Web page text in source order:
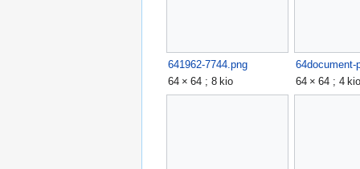
641962-7744.png
64 × 64 ; 8 kio
64 × 64 ; 4 kio